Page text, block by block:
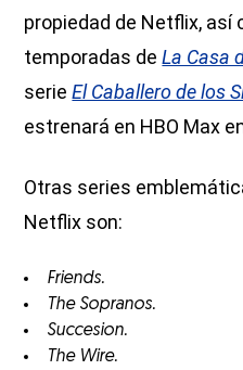
propiedad de Netflix, así
temporadas deLa Casa
serieEl Caballero de los
estrenará en HBO Max
Otras series
Netflix son:
Friends.
The Sopranos.
Succesion.
The Wire.